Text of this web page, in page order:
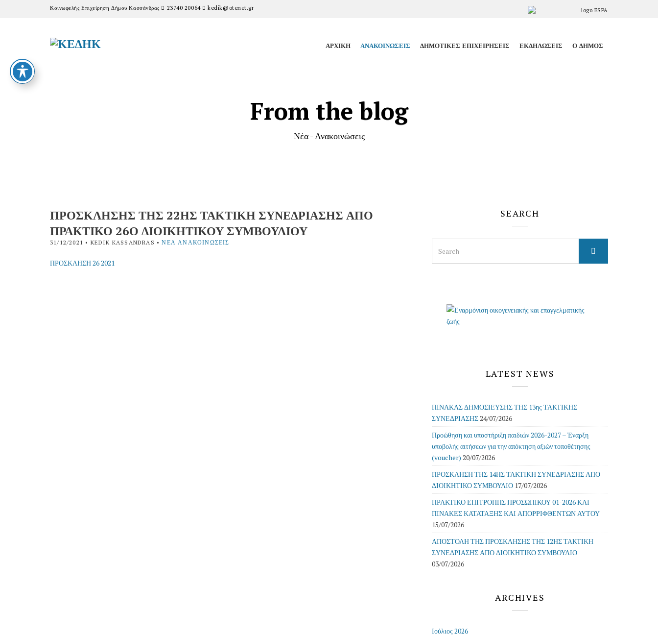
Κοινωφελής Επιχείρηση Δήμου Κασσάνδρας 23740 20064 kedik@otenet.gr
ΑΡΧΙΚΉ ΑΝΑΚΟΙΝΏΣΕΙΣ ΔΗΜΟΤΙΚΈΣ ΕΠΙΧΕΙΡΉΣΕΙΣ ΕΚΔΗΛΏΣΕΙΣ Ο ΔΉΜΟΣ
From the blog
Νέα - Ανακοινώσεις
ΠΡΟΣΚΛΗΣΗΣ ΤΗΣ 22ΗΣ ΤΑΚΤΙΚΗ ΣΥΝΕΔΡΙΑΣΗΣ ΑΠΟ
ΠΡΑΚΤΙΚΟ 26Ο ΔΙΟΙΚΗΤΙΚΟΥ ΣΥΜΒΟΥΛΙΟΥ
31/12/2021 • KEDIK KASSANDRAS •ΝΈΑ ΑΝΑΚΟΙΝΏΣΕΙΣ
ΠΡΟΣΚΛΗΣΗ 26 2021
SEARCH
for:
LATEST NEWS
ΠΙΝΑΚΑΣ ΔΗΜΟΣΙΕΥΣΗΣ ΤΗΣ 13ης ΤΑΚΤΙΚΗΣ
ΣΥΝΕΔΡΙΑΣΗΣ24/07/2026
Προώθηση και υποστήριξη παιδιών 2026-2027 – Έναρξη
υποβολής αιτήσεων για την απόκτηση αξιών τοποθέτησης
(voucher) 20/07/2026
ΠΡΟΣΚΛΗΣΗ ΤΗΣ 14ΗΣ ΤΑΚΤΙΚΗ ΣΥΝΕΔΡΙΑΣΗΣ ΑΠΟ
ΔΙΟΙΚΗΤΙΚΟ ΣΥΜΒΟΥΛΙΟ 17/07/2026
ΠΡΑΚΤΙΚΟ ΕΠΙΤΡΟΠΗΣ ΠΡΟΣΩΠΙΚΟΥ 01-2026 ΚΑΙ
ΠΙΝΑΚΕΣ ΚΑΤΑΤΑΞΗΣ ΚΑΙ ΑΠΟΡΡΙΦΘΕΝΤΩΝ ΑΥΤΟΥ
15/07/2026
ΑΠΟΣΤΟΛΗ ΤΗΣ ΠΡΟΣΚΛΗΣΗΣ ΤΗΣ 12ΗΣ ΤΑΚΤΙΚΗ
ΣΥΝΕΔΡΙΑΣΗΣ ΑΠΟ ΔΙΟΙΚΗΤΙΚΟ ΣΥΜΒΟΥΛΙΟ
03/07/2026
ARCHIVES
Ιούλιος 2026